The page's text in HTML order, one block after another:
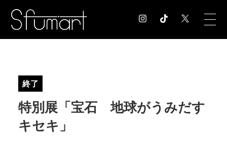
EXHIBITION 展覧会情報
MUSEUM
終了
特別展「宝石 地球がうみだす
キセキ」